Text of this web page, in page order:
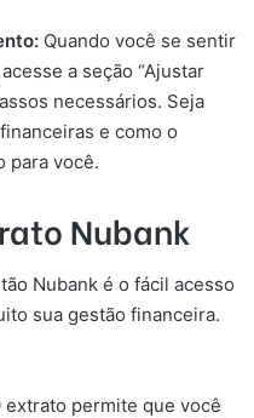
Quando você se sentir
a seção “Ajustar
necessários. Seja
e como o
para você.
Nubank
Nubank é o fácil acesso
sua gestão financeira.
extrato permite que você